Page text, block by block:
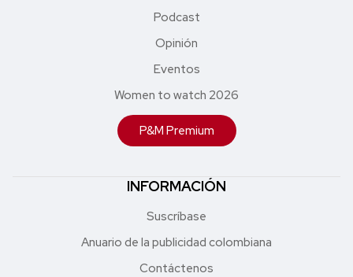
Podcast
Opinión
Eventos
Women to watch 2026
P&M Premium
INFORMACIÓN
Suscríbase
Anuario de la publicidad colombiana
Contáctenos